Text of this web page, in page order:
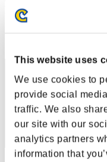
This website uses
We use cookies to
provide social
traffic. We also
our site with our
analytics partners
information that
Rankings
Posición